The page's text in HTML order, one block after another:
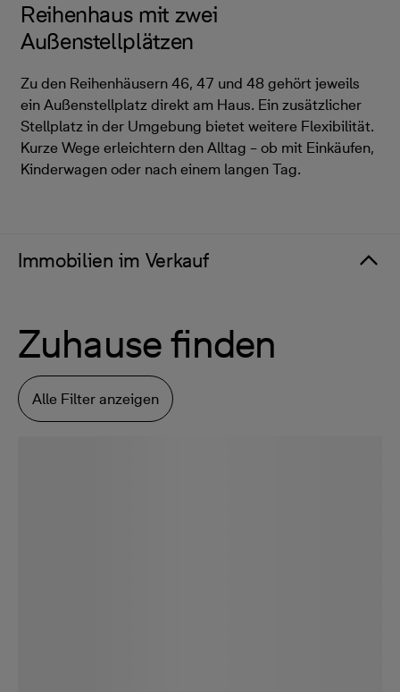
Reihenhaus mit zwei
Außenstellplätzen
Zu den Reihenhäusern 46, 47 und 48 gehört jeweils
ein Außenstellplatz direkt am Haus. Ein zusätzlicher
Stellplatz in der Umgebung bietet weitere Flexibilität.
Kurze Wege erleichtern den Alltag – ob mit Einkäufen,
Kinderwagen oder nach einem langen Tag.
Immobilien im Verkauf
Zuhause finden
Alle Filter anzeigen